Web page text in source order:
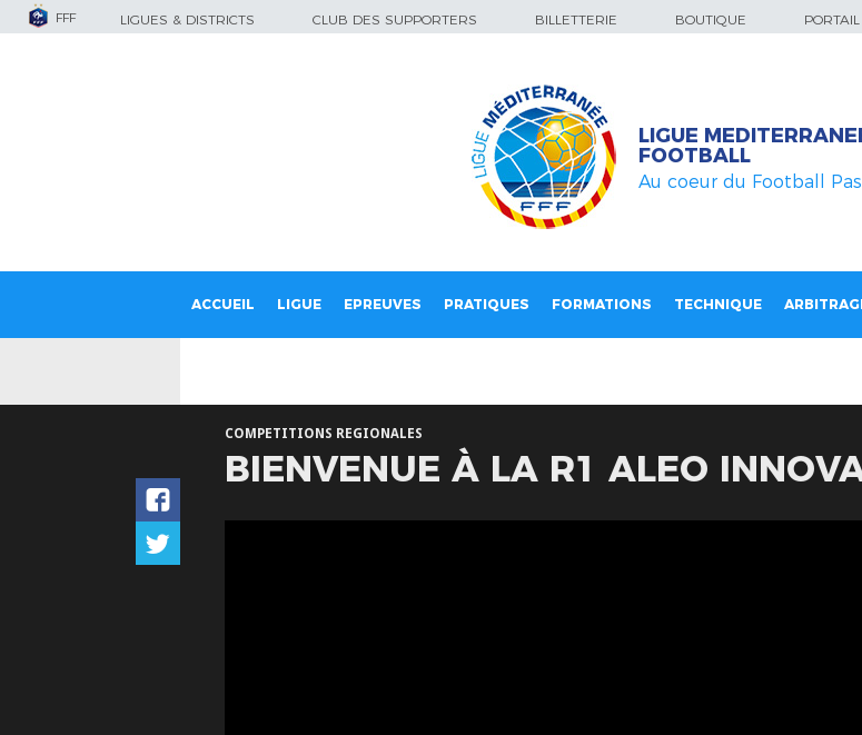
FFF LIGUES & DISTRICTS CLUB DES SUPPORTERS BILLETTERIE BOUTIQUE
LIGUE
FOOTBALL
Au coeur du Football
ACCUEIL LIGUE EPREUVES PRATIQUES FORMATIONS TECHNIQUE
COMPETITIONS REGIONALES
BIENVENUE À LA R1 ALEO